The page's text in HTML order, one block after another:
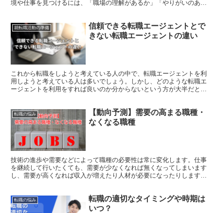
境や仕事を見つけるには、「職場の理解があるか」「やりがいのある
就転職活動の準備
信頼できる転職エージェントとで
きない転職エージェントの違い
これから転職をしようと考えている人の中で、転職エージェントを利
用しようと考えている人は多いでしょう。しかし、どのような転職エ
ージェントを利用をすれば良いのか分からないという方が大半だと思
転職の悩み
【動向予測】需要の高まる職種・
なくなる職種
技術の進歩や需要などによって職種の必要性は常に変化します。仕事
を継続して行いたくても、需要が少なくなれば無くなってしまいます
し、需要が高くなれば収入が増えたり人材が必要になったりします。
転職の悩み
転職の適切なタイミングや時期は
いつ？